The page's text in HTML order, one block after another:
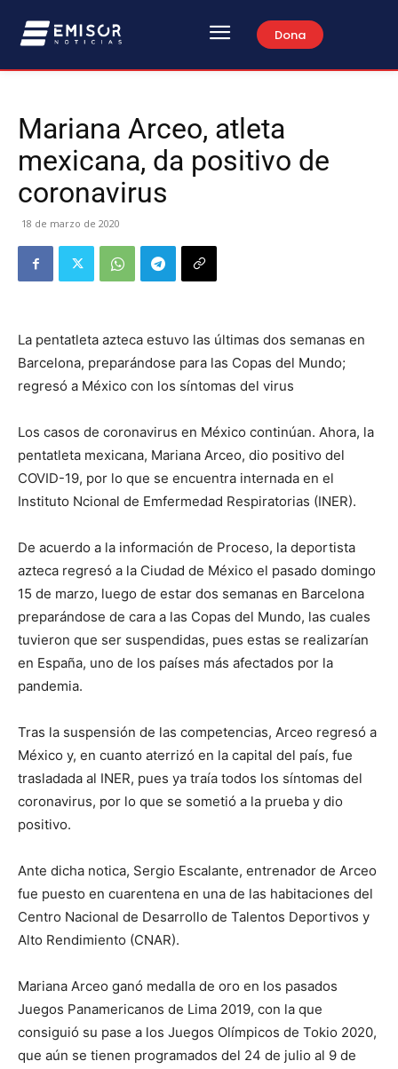
Dona
Mariana Arceo, atleta
mexicana, da positivo de
coronavirus
18 de marzo de 2020
La pentatleta azteca estuvo las últimas dos semanas en
Barcelona, preparándose para las Copas del Mundo;
regresó a México con los síntomas del virus
Los casos de coronavirus en México continúan. Ahora, la
pentatleta mexicana, Mariana Arceo, dio positivo del
COVID-19, por lo que se encuentra internada en el
Instituto Ncional de Emfermedad Respiratorias (INER).
De acuerdo a la información de Proceso, la deportista
azteca regresó a la Ciudad de México el pasado domingo
15 de marzo, luego de estar dos semanas en Barcelona
preparándose de cara a las Copas del Mundo, las cuales
tuvieron que ser suspendidas, pues estas se realizarían
en España, uno de los países más afectados por la
pandemia.
Tras la suspensión de las competencias, Arceo regresó a
México y, en cuanto aterrizó en la capital del país, fue
trasladada al INER, pues ya traía todos los síntomas del
coronavirus, por lo que se sometió a la prueba y dio
positivo.
Ante dicha notica, Sergio Escalante, entrenador de Arceo
fue puesto en cuarentena en una de las habitaciones del
Centro Nacional de Desarrollo de Talentos Deportivos y
Alto Rendimiento (CNAR).
Mariana Arceo ganó medalla de oro en los pasados
Juegos Panamericanos de Lima 2019, con la que
consiguió su pase a los Juegos Olímpicos de Tokio 2020,
que aún se tienen programados del 24 de julio al 9 de